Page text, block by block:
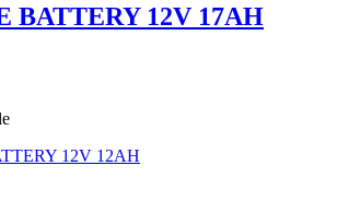
BATTERY 12V 17AH